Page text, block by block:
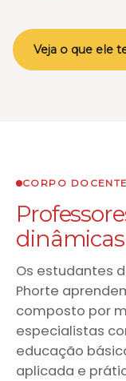
Veja o que ele
CORPO DOCENTE
Os estudantes
Phorte
composto por
especialistas
educação
aplicada e